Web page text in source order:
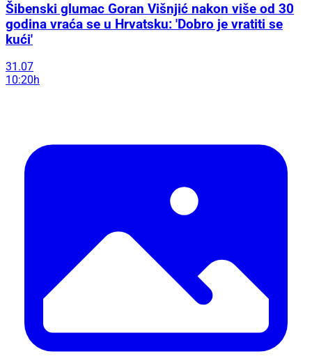
Šibenski glumac Goran Višnjić nakon više od 30
godina vraća se u Hrvatsku: 'Dobro je vratiti se
kući'
31.07
10:20h